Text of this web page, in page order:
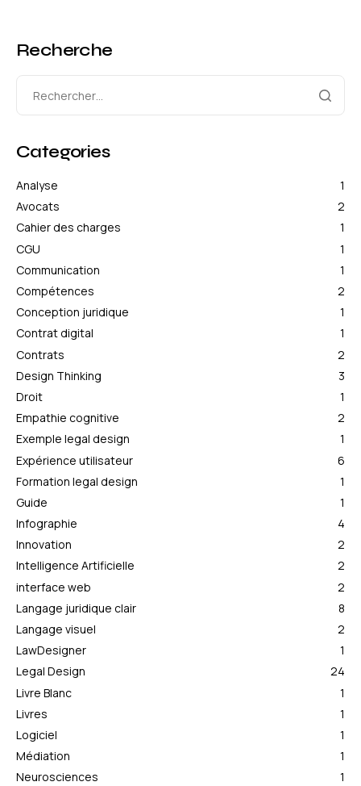
Recherche
Categories
Analyse
1
Avocats
2
Cahier des charges
1
CGU
1
Communication
1
Compétences
2
Conception juridique
1
Contrat digital
1
Contrats
2
Design Thinking
3
Droit
1
Empathie cognitive
2
Exemple legal design
1
Expérience utilisateur
6
Formation legal design
1
Guide
1
Infographie
4
Innovation
2
Intelligence Artificielle
2
interface web
2
Langage juridique clair
8
Langage visuel
2
LawDesigner
1
Legal Design
24
Livre Blanc
1
Livres
1
Logiciel
1
Médiation
1
Neurosciences
1